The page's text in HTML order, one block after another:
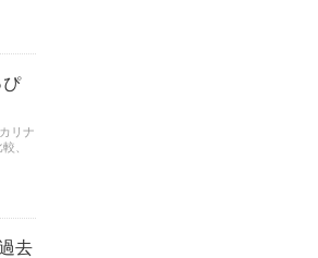
ぴ
リナ
、
去